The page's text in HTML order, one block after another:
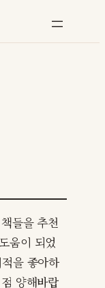
들을 추천
움이 되었
을 좋아하
양해바랍